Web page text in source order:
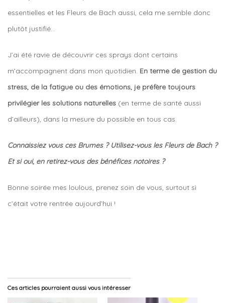
essentielles et les Fleurs de Bach aussi, cela me semble donc
plutôt justifié…
J’ai été ravie de découvrir ces sprays dont certains
m’accompagnent dans mon quotidien. En terme de gestion du
stress, de la fatigue ou des émotions, je préfère toujours
privilégier les solutions naturelles (en terme de santé aussi
d’ailleurs), dans la mesure du possible en tous cas.
Connaissiez vous ces Brumes ? Utilisez-vous les Fleurs de Bach ?
Et si oui, en retirez-vous des bénéfices notoires ?
Bonne soirée mes loulous, prenez soin de vous, surtout si
c’était votre rentrée aujourd’hui !
Ces articles pourraient aussi vous intéresser